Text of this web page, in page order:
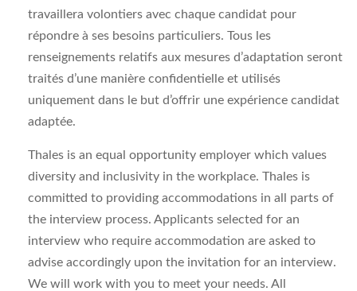
travaillera volontiers avec chaque candidat pour
répondre à ses besoins particuliers. Tous les
renseignements relatifs aux mesures d’adaptation seront
traités d’une manière confidentielle et utilisés
uniquement dans le but d’offrir une expérience candidat
adaptée.
Thales is an equal opportunity employer which values
diversity and inclusivity in the workplace. Thales is
committed to providing accommodations in all parts of
the interview process. Applicants selected for an
interview who require accommodation are asked to
advise accordingly upon the invitation for an interview.
We will work with you to meet your needs. All